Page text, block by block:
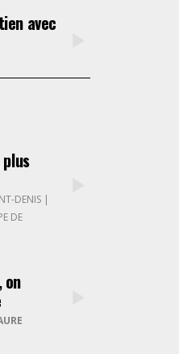
avec
DENIS |
DE
on